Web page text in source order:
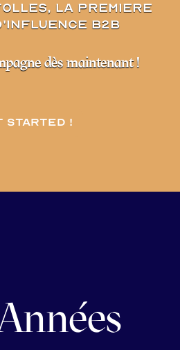
la premiere
B2B
dès maintenant !
started !